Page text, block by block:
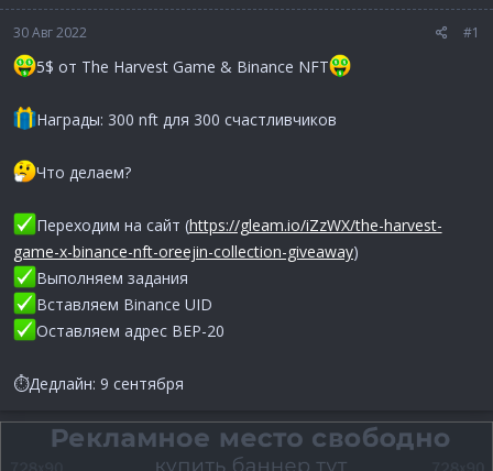
30 Авг 2022 #1
5$ от The Harvest Game & Binance NFT
Награды: 300 nft для 300 счастливчиков
Что делаем?
Переходим на сайт (https://gleam.io/iZzWX/the-harvest-
game-x-binance-nft-oreejin-collection-giveaway)
Выполняем задания
Вставляем Binance UID
Оставляем адрес BEP-20
⏱Дедлайн: 9 сентября